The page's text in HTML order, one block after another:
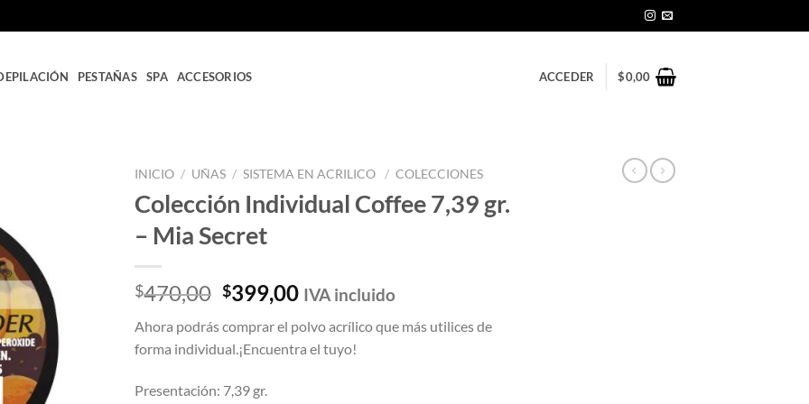
PESTAÑAS SPA ACCESORIOS ACCEDER $0,00
INICIO / UÑAS / SISTEMA EN ACRILICO / COLECCIONES
Colección Individual Coffee 7,39 gr.
– Mia Secret
$470,00 El
precio
original
era:
$399,00El
actual
es:
IVA incluido
Ahora podrás comprar el polvo acrílico que más utilices de
forma individual.¡Encuentra el tuyo!
Presentación: 7,39 gr.